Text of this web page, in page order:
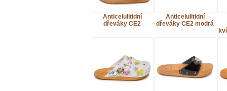
Anticelulitidní
dřeváky CE2
Anticelulitidní
dřeváky CE2 modrá